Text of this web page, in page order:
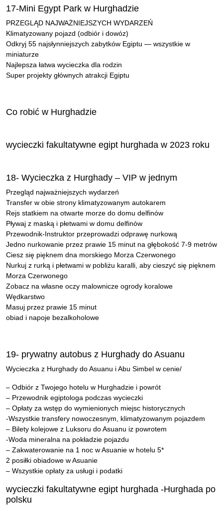
17-Mini Egypt Park w Hurghadzie
PRZEGLĄD NAJWAŻNIEJSZYCH WYDARZEŃ
Klimatyzowany pojazd (odbiór i dowóz)
Odkryj 55 najsłynniejszych zabytków Egiptu — wszystkie w
miniaturze
Najlepsza łatwa wycieczka dla rodzin
Super projekty głównych atrakcji Egiptu
Co robić w Hurghadzie
wycieczki fakultatywne egipt hurghada w 2023 roku
18- Wycieczka z Hurghady – VIP w jednym
Przegląd najważniejszych wydarzeń
Transfer w obie strony klimatyzowanym autokarem
Rejs statkiem na otwarte morze do domu delfinów
Pływaj z maską i płetwami w domu delfinów
Przewodnik-Instruktor przeprowadzi odprawę nurkową
Jedno nurkowanie przez prawie 15 minut na głębokość 7-9 metrów
Ciesz się pięknem dna morskiego Morza Czerwonego
Nurkuj z rurką i płetwami w pobliżu karalli, aby cieszyć się pięknem
Morza Czerwonego
Zobacz na własne oczy malownicze ogrody koralowe
Wędkarstwo
Masuj przez prawie 15 minut
obiad i napoje bezalkoholowe
19- prywatny autobus z Hurghady do Asuanu
Wycieczka z Hurghady do Asuanu i Abu Simbel w cenie/
– Odbiór z Twojego hotelu w Hurghadzie i powrót
– Przewodnik egiptologa podczas wycieczki
– Opłaty za wstęp do wymienionych miejsc historycznych
-Wszystkie transfery nowoczesnym, klimatyzowanym pojazdem
– Bilety kolejowe z Luksoru do Asuanu iz powrotem
-Woda mineralna na pokładzie pojazdu
– Zakwaterowanie na 1 noc w Asuanie w hotelu 5*
2 posiłki obiadowe w Asuanie
– Wszystkie opłaty za usługi i podatki
wycieczki fakultatywne egipt hurghada -Hurghada po
polsku